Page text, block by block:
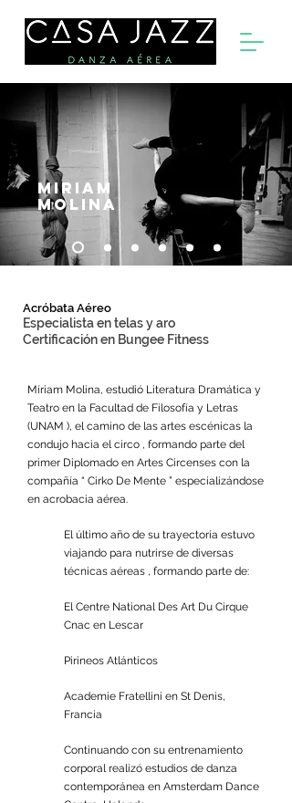
Miriam
molina
Acróbata Aéreo
Especialista en telas y aro
Certificación en Bungee Fitness
Míriam Molina, estudió Literatura Dramática y
Teatro en la Facultad de Filosofía y Letras
(UNAM ), el camino de las artes escénicas la
condujo hacia el circo , formando parte del
primer Diplomado en Artes Circenses con la
compañía “ Cirko De Mente ” especializándose
en acrobacia aérea.
El último año de su trayectoria estuvo
viajando para nutrirse de diversas
técnicas aéreas , formando parte de:
El Centre National Des Art Du Cirque
Cnac en Lescar
Pirineos Atlánticos
Academie Fratellini en St Denis,
Francia
Continuando con su entrenamiento
corporal realizó estudios de danza
contemporánea en Amsterdam Dance